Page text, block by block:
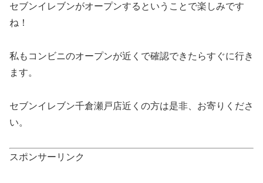
セブンイレブンがオープンするということで楽しみです
ね！
私もコンビニのオープンが近くで確認できたらすぐに行き
ます。
セブンイレブン千倉瀬戸店近くの方は是非、お寄りくださ
い。
スポンサーリンク